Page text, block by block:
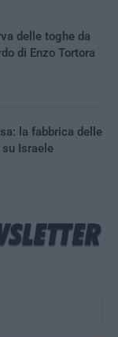
delle toghe da
di Enzo Tortora
la fabbrica delle
Israele